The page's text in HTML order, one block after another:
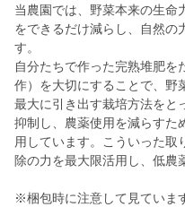
当農園では、野菜本来の生命
をできるだけ減らし、自然の
す。
自分たちで作った完熟堆肥を
作）を大切にすることで、野
最大に引き出す栽培方法をと
抑制し、農薬使用を減らすた
用しています。こういった取
除の力を最大限活用し、低農
※梱包時に注意して見ていま